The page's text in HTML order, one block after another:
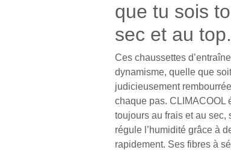
que tu sois
sec et au top.
Ces chaussettes
dynamisme, quelle que
judicieusement
chaque pas. CLIMACOOL
toujours au frais et au sec,
régule l’humidité grâce à
rapidement. Ses fibres à